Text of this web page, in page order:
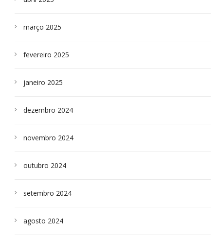
março 2025
fevereiro 2025
janeiro 2025
dezembro 2024
novembro 2024
outubro 2024
setembro 2024
agosto 2024